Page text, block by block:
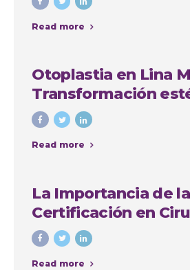
Read more
Otoplastia en Lina
Transformación
emocional con
Plastic
Read more
La Importancia de la
Certificación en
Plástica: Consejos y
Éxito en Colombia
Read more